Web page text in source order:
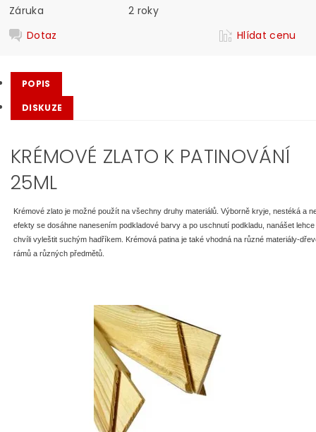
Záruka
2 roky
Dotaz
Hlídat cenu
POPIS
DISKUZE
KRÉMOVÉ ZLATO K PATINOVÁNÍ
25ML
Krémové zlato je možné použít na všechny druhy materiálů. Výborně kryje, nestéká a
efekty se dosáhne nanesením podkladové barvy a po uschnutí podkladu, nanášet
chvíli vyleštit suchým hadříkem. Krémová patina je také vhodná na různé materiály-
rámů a různých předmětů.